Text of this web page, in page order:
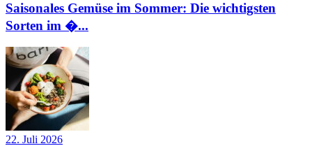
Saisonales Gemüse im Sommer: Die wichtigsten
Sorten im �...
22. Juli 2026